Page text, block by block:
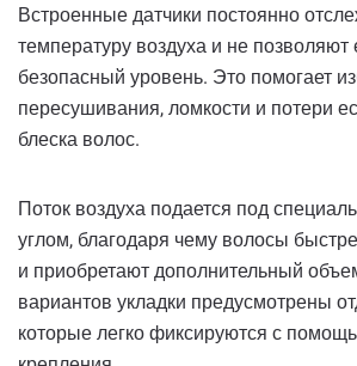
Встроенные датчики постоянно
температуру воздуха и не
безопасный уровень. Это помогает
пересушивания, ломкости и потери
блеска волос.
Поток воздуха подается под
углом, благодаря чему волосы
и приобретают дополнительный
вариантов укладки предусмотрены
которые легко фиксируются с